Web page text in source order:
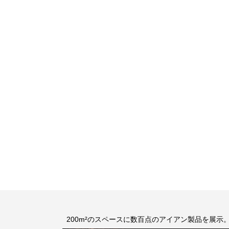
200m²のスペースに数百点のアイアン製品を展示